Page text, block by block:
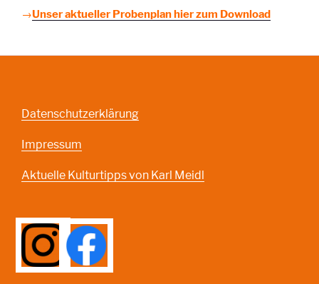
→Unser aktueller Probenplan hier zum Download
Datenschutzerklärung
Impressum
Aktuelle Kulturtipps von Karl Meidl